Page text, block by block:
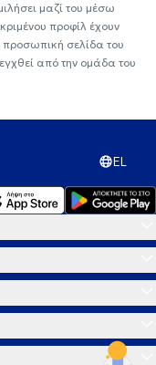
μαζί του μέσω
προφίλ έχουν
σελίδα του
από την ομάδα του
EL